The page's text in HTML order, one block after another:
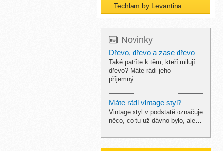
Techlam by Levantina
Novinky
Dřevo, dřevo a zase dřevo
Také patříte k těm, kteří milují
dřevo? Máte rádi jeho
příjemný…
Máte rádi vintage styl?
Vintage styl v podstatě označuje
něco, co tu už dávno bylo, ale…